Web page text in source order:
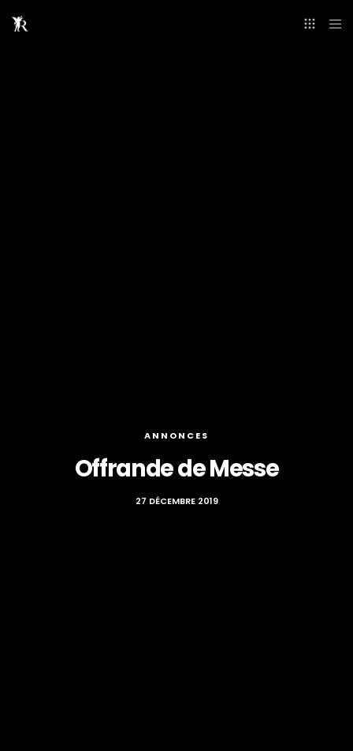
ANNONCES
Offrande de Messe
27 DÉCEMBRE 2019